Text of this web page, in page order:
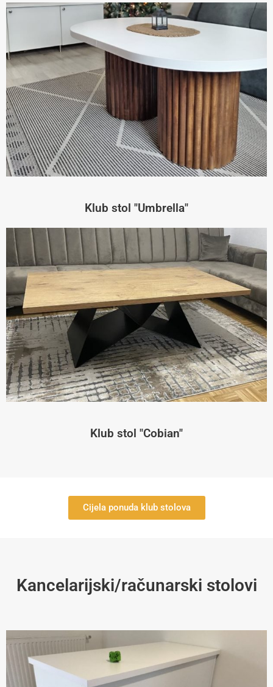
Klub stol "Umbrella"
Klub stol "Cobian"
Cijela ponuda klub stolova
Kancelarijski/računarski stolovi